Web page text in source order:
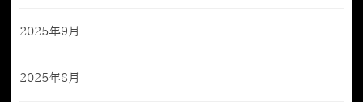
2025年9月
2025年8月